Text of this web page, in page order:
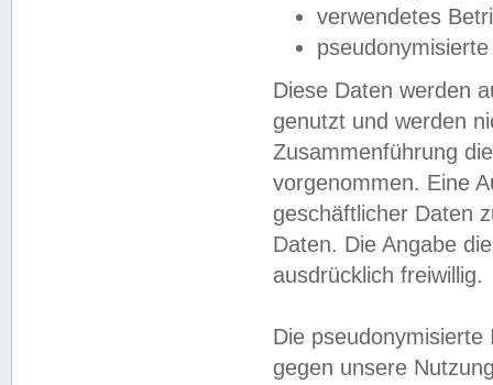
verwendetes
Diese Daten werden
genutzt und werden
Zusammenführung
vorgenommen. Eine
geschäftlicher Daten
Daten. Die Angabe
ausdrücklich freiwillig.
Die
gegen unsere